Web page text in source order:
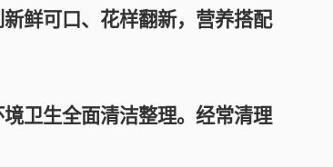
鲜可口、花样翻新，营养搭配
卫生全面清洁整理。经常清理